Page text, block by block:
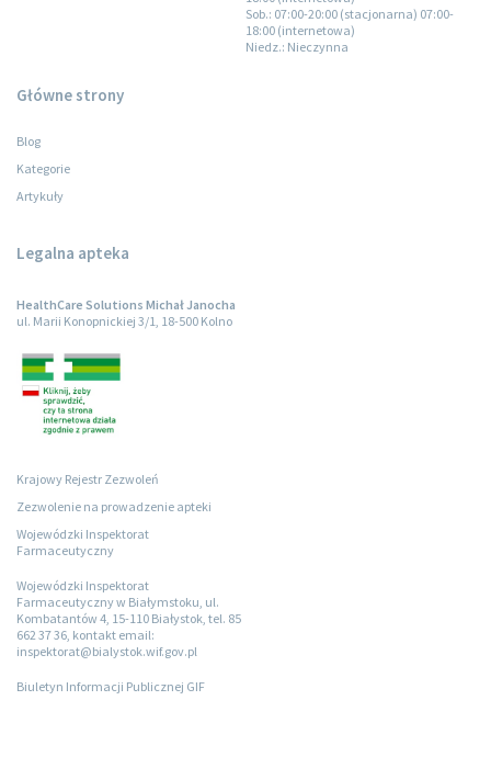
Sob.: 07:00-20:00 (stacjonarna) 07:00-
18:00 (internetowa)
Niedz.: Nieczynna
Główne strony
Blog
Kategorie
Artykuły
Legalna apteka
HealthCare Solutions Michał Janocha
ul. Marii Konopnickiej 3/1, 18-500 Kolno
Krajowy Rejestr Zezwoleń
Zezwolenie na prowadzenie apteki
Wojewódzki Inspektorat
Farmaceutyczny
Wojewódzki Inspektorat
Farmaceutyczny w Białymstoku, ul.
Kombatantów 4, 15-110 Białystok, tel. 85
662 37 36, kontakt email:
inspektorat@bialystok.wif.gov.pl
Biuletyn Informacji Publicznej GIF